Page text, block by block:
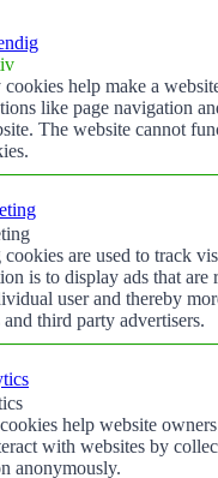
cookies help make a
like page navigation
The website cannot
are used to track
is to display ads that are
user and thereby
third party advertisers.
help website
with websites by
anonymously.